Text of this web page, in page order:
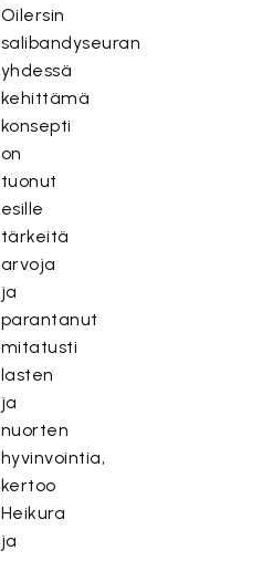
Oilersin
salibandyseuran
yhdessä
kehittämä
konsepti
on
tuonut
esille
tärkeitä
arvoja
ja
parantanut
mitatusti
lasten
ja
nuorten
hyvinvointia,
kertoo
Heikura
ja